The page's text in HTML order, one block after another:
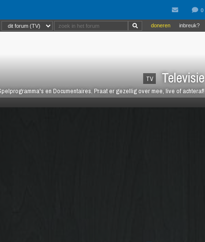
TV Televisie
en Documentaires. Praat er gezellig over mee, live of achteraf!
inbreuk?
doneren